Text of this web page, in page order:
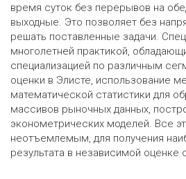
время суток без перерывов на
выходные. Это позволяет без
решать поставленные задачи.
многолетней практикой,
специализацией по различным
оценки в Элисте, использование
математической статистики для
массивов рыночных данных,
эконометрических моделей. Все
неотъемлемым, для получения
результата в независимой оценке